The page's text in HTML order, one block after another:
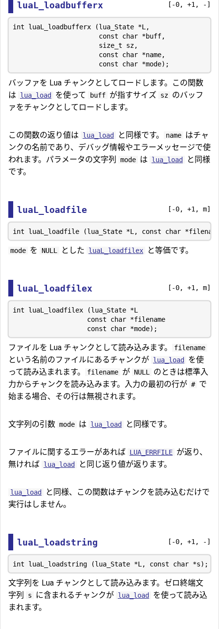
luaL_loadbufferx [-0, +1, -]
int luaL_loadbufferx (lua_State *L,
                      const char *buff,
                      size_t sz,
                      const char *name,
バッファを Lua チャンクとしてロードします。この関数
は
lua_load を使って buff が指すサイズ sz のバッフ
ァをチャンクとしてロードします。
この関数の返り値は lua_load と同様です。 name はチャ
ンクの名前であり、デバッグ情報やエラーメッセージで使
われます。パラメータの文字列
mode は lua_load
と同様
です。
luaL_loadfile [-0, +1, m]
mode を NULL とした luaL_loadfilex と等価です。
luaL_loadfilex [-0, +1, m]
int luaL_loadfilex (lua_State *L
                   const char *filename
ファイルを Lua チャンクとして読み込みます。 filename
という名前のファイルにあるチャンクが lua_load
を使
って読み込まれます。
filename が NULL
のときは標準入
力からチャンクを読み込みます。入力の最初の行が # で
始まる場合、その行は無視されます。
文字列の引数 mode は lua_load と同様です。
ファイルに関するエラーがあれば LUA_ERRFILE が返り、
無ければ lua_load と同じ返り値が返ります。
lua_load
と同様、この関数はチャンクを読み込むだけで
実行はしません。
luaL_loadstring [-0, +1, -]
文字列を Lua チャンクとして読み込みます。ゼロ終端文
字列
s に含まれるチャンクが lua_load
を使って読み込
まれます。